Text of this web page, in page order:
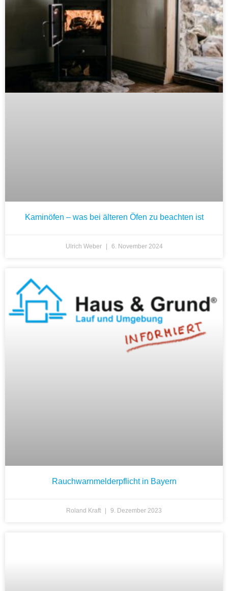
Kaminöfen – was bei älteren Öfen zu beachten ist
Ulrich Weber 6. November 2024
Rauchwarnmelderpflicht in Bayern
Roland Kraft 9. Dezember 2023